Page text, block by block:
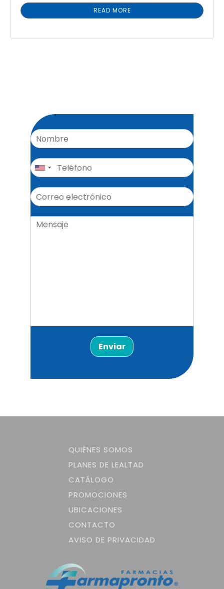
READ MORE
Enviar
QUIÉNES SOMOS
PLANES DE LEALTAD
CATÁLOGO
PROMOCIONES
UBICACIONES
CONTACTO
AVISO DE PRIVACIDAD